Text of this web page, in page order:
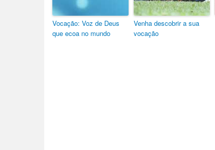
Vocação: Voz de Deus
que ecoa no mundo
Venha descobrir a sua
vocação